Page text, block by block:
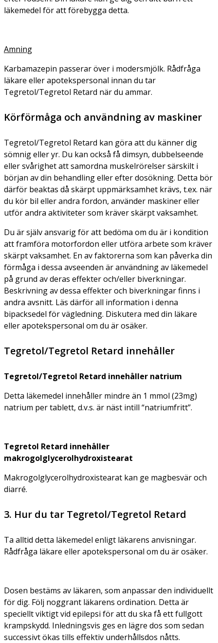
läkemedel för att förebygga detta.
Amning
Karbamazepin passerar över i modersmjölk. Rådfråga
läkare eller apotekspersonal innan du tar
Tegretol/Tegretol Retard när du ammar.
Körförmåga och användning av maskiner
Tegretol/Tegretol Retard kan göra att du känner dig
sömnig eller yr. Du kan också få dimsyn, dubbelseende
eller svårighet att samordna muskelrörelser särskilt i
början av din behandling eller efter dosökning. Detta bör
därför beaktas då skärpt uppmärksamhet krävs, t.ex. när
du kör bil eller andra fordon, använder maskiner eller
utför andra aktiviteter som kräver skärpt vaksamhet.
Du är själv ansvarig för att bedöma om du är i kondition
att framföra motorfordon eller utföra arbete som kräver
skärpt vaksamhet. En av faktorerna som kan påverka din
förmåga i dessa avseenden är användning av läkemedel
på grund av deras effekter och/eller biverkningar.
Beskrivning av dessa effekter och biverkningar finns i
andra avsnitt. Läs därför all information i denna
bipacksedel för vägledning. Diskutera med din läkare
eller apotekspersonal om du är osäker.
Tegretol/Tegretol Retard innehåller
Tegretol/Tegretol Retard innehåller natrium
Detta läkemedel innehåller mindre än 1 mmol (23mg)
natrium per tablett, d.v.s. är näst intill “natriumfritt”.
Tegretol Retard innehåller
makrogolglycerolhydroxistearat
Makrogolglycerolhydroxistearat kan ge magbesvär och
diarré.
3. Hur du tar Tegretol/Tegretol Retard
Ta alltid detta läkemedel enligt läkarens anvisningar.
Rådfråga läkare eller apotekspersonal om du är osäker.
Dosen bestäms av läkaren, som anpassar den individuellt
för dig. Följ noggrant läkarens ordination. Detta är
speciellt viktigt vid epilepsi för att du ska få ett fullgott
krampskydd. Inledningsvis ges en lägre dos som sedan
successivt ökas tills effektiv underhållsdos nåtts.